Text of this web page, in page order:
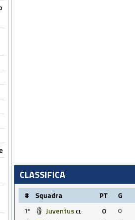
CLASSIFICA
# Squadra PT G
1º Juventus CL 0 0